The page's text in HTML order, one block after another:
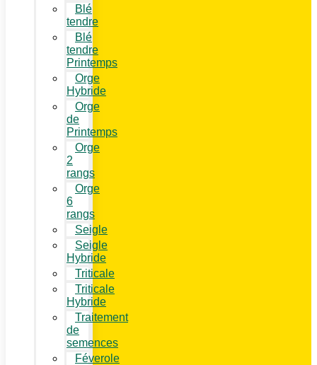
Blé
tendre
Blé
tendre
Printemps
Orge
Hybride
Orge
de
Printemps
Orge
2
rangs
Orge
6
rangs
Seigle
Seigle
Hybride
Triticale
Triticale
Hybride
Traitement
de
semences
Féverole